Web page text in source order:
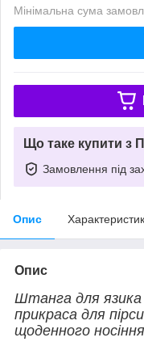
Мінімальна сума
Що таке купити з
Замовлення під
Опис
Опис
Штанга для
прикраса для
щоденного